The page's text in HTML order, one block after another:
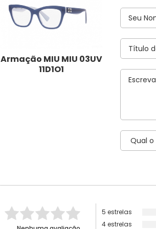
Armação MIU MIU 03UV
11D1O1
5 estrelas
4 estrelas